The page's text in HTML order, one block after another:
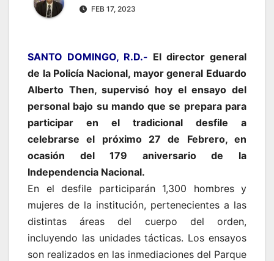
FEB 17, 2023
SANTO DOMINGO, R.D.- El director general
de la Policía Nacional, mayor general Eduardo
Alberto Then, supervisó hoy el ensayo del
personal bajo su mando que se prepara para
participar en el tradicional desfile a
celebrarse el próximo 27 de Febrero, en
ocasión del 179 aniversario de la
Independencia Nacional.
En el desfile participarán 1,300 hombres y
mujeres de la institución, pertenecientes a las
distintas áreas del cuerpo del orden,
incluyendo las unidades tácticas. Los ensayos
son realizados en las inmediaciones del Parque